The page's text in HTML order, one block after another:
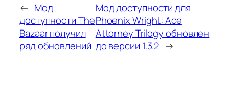
← Мод
доступности The
Bazaar получил
ряд обновлений
Мод доступности для
Phoenix Wright: Ace
Attorney Trilogy обновлен
до версии 1.3.2 →